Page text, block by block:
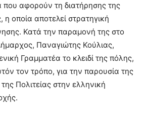
που αφορούν τη διατήρησης της
οποία αποτελεί στρατηγική
Κατά την παραμονή της στο
Παναγιώτης Κούλιας,
Γραμματέα το κλειδί της πόλης,
τον τρόπο, για την παρουσία της
Πολιτείας στην ελληνική